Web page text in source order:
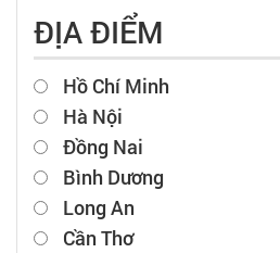
ĐỊA ĐIỂM
Hồ Chí Minh
Hà Nội
Đồng Nai
Bình Dương
Long An
Cần Thơ